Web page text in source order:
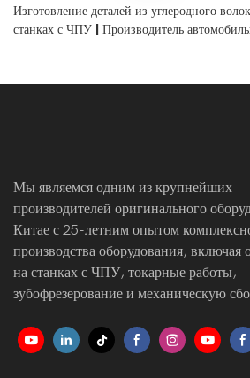
Изготовление деталей из углеродного
станках с ЧПУ | Производитель
Мы являемся одним из крупнейших
производителей оригинального
Китае с 25-летним опытом
производства оборудования, включая
на станках с ЧПУ, токарные работы,
зубофрезерование и механическую